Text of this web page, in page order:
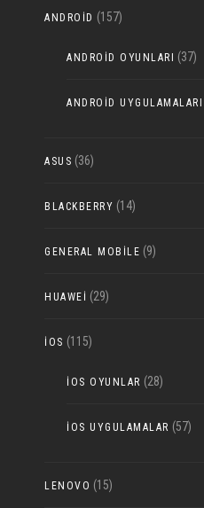
ANDROID (157)
ANDROID OYUNLARI (37)
ANDROID UYGULAMALARI
ASUS (36)
BLACKBERRY (14)
GENERAL MOBILE (9)
HUAWEI (29)
IOS (115)
IOS OYUNLAR (28)
IOS UYGULAMALAR (57)
LENOVO (15)